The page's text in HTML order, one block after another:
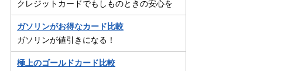
クレジットカードでもしものときの安心を
ガソリンがお得なカード比較
ガソリンが値引きになる！
極上のゴールドカード比較